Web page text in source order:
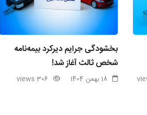
بخشودگی جرایم دیرکرد بیمه‌نامه
شخص ثالث آغاز شد!
18 بهمن 1404 306 views